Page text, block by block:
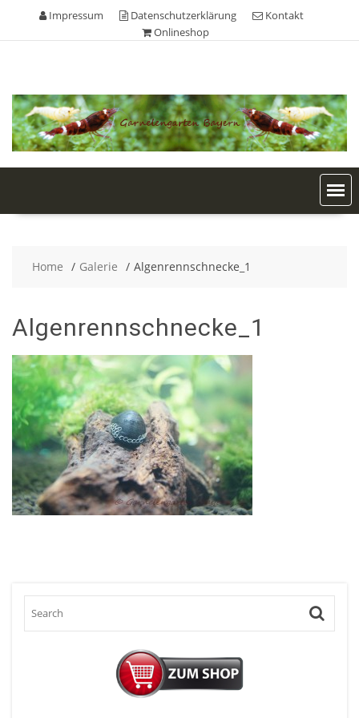
content
Impressum Datenschutzerklärung
Kontakt
Onlineshop
Home Galerie Algenrennschnecke_1
Algenrennschnecke_1